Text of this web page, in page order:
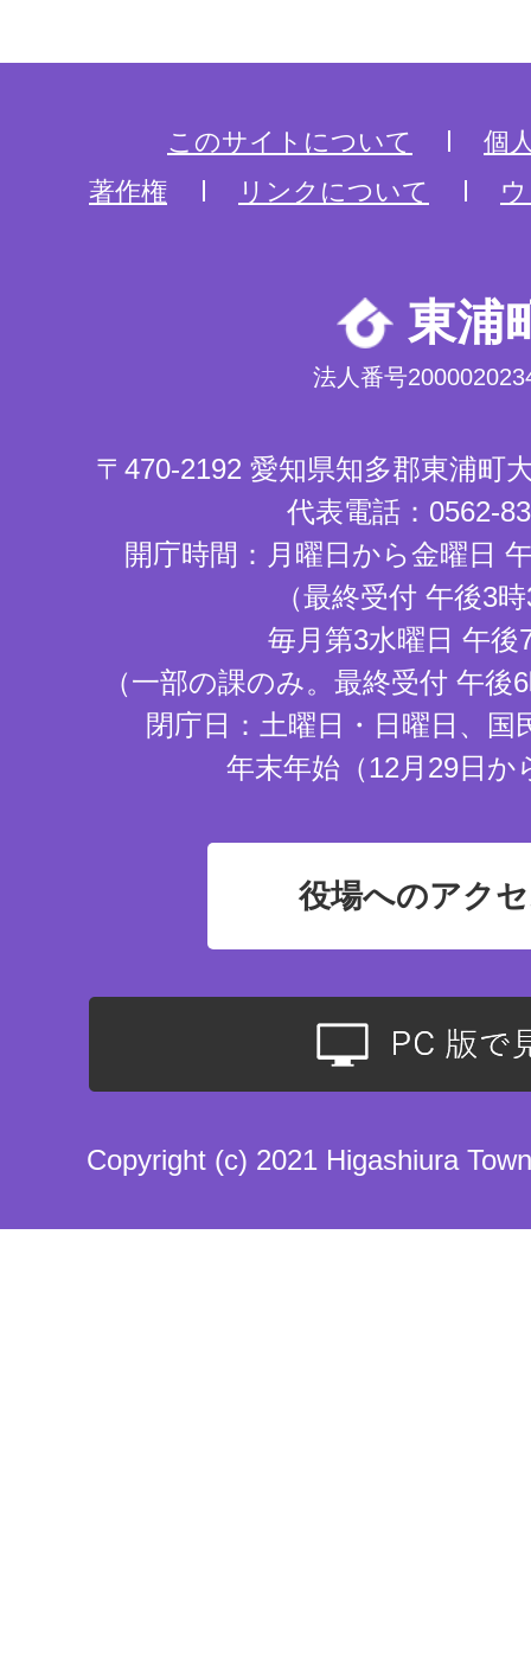
このサイトについて
個
著作権
リンクについて
東浦
法人番号
〒470-2192 愛知県知多郡東浦町
代表電話：0562-
開庁時間：月曜日から金曜日
（最終受付 午後3
毎月第3水曜日 午後
（一部の課のみ。最終受付 午
閉庁日：土曜日・日曜日、国
年末年始（12月29日か
役場へのアク
Copyright (c) 2021 Higashiura